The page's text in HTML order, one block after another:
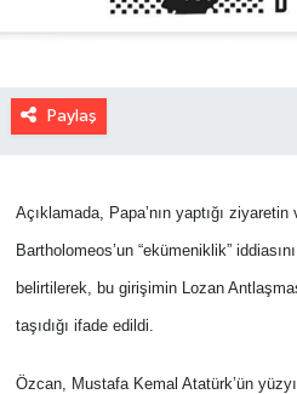
Paylaş
Açıklamada, Papa’nın yaptığı
Bartholomeos’un “ekümeniklik”
belirtilerek, bu girişimin Lozan
taşıdığı ifade edildi.
Özcan, Mustafa Kemal Atatürk’ün